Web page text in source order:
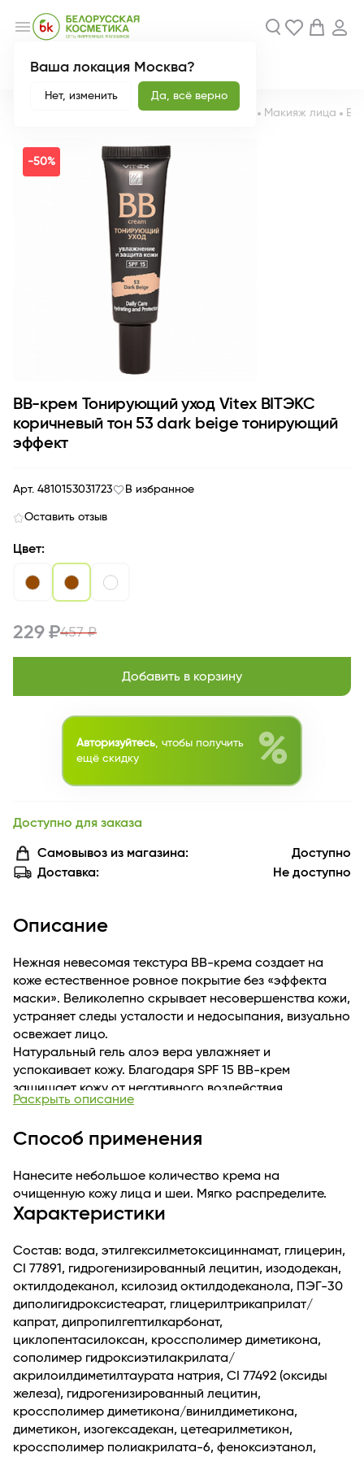
Ваша локация Москва?
Нет, изменить Да, всё верно
menu
Новинки Акции
Декоративная косметика Макияж лица
-50%
BB-крем Тонирующий уход Vitex BITЭКС
коричневый тон 53 dark beige тонирующий
эффект
Арт. 4810153031723 В избранное
Оставить отзыв
Цвет:
229 ₽457 ₽
Добавить в корзину
Авторизуйтесь , чтобы получить
ещё скидку
%
Доступно для заказа
Самовывоз из магазина:
Доступно
Доставка:
Не доступно
Описание
Нежная невесомая текстура ВВ-крема создает на
коже естественное ровное покрытие без «эффекта
маски». Великолепно скрывает несовершенства кожи,
устраняет следы усталости и недосыпания, визуально
освежает лицо.
Натуральный гель алоэ вера увлажняет и
успокаивает кожу. Благодаря SPF 15 ВВ-крем
защищает кожу от негативного воздействия
ультрафиолета, предохраняет от фотостарения.
Раскрыть описание
Способ применения
Нанесите небольшое количество крема на
очищенную кожу лица и шеи. Мягко распределите.
Характеристики
Состав: вода, этилгексилметоксициннамат, глицерин,
CI 77891, гидрогенизированный лецитин, изододекан,
октилдодеканол, ксилозид октилдодеканола, ПЭГ-30
диполигидроксистеарат, глицерилтрикаприлат/
капрат, дипропилгептилкарбонат,
циклопентасилоксан, кроссполимер диметикона,
сополимер гидроксиэтилакрилата/
акрилоилдиметилтаурата натрия, CI 77492 (оксиды
железа), гидрогенизированный лецитин,
кроссполимер диметикона/винилдиметикона,
диметикон, изогексадекан, цетеарилметикон,
кроссполимер полиакрилата-6, феноксиэтанол,